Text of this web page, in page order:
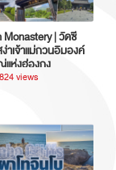
Monastery | วัดซี
าเจ้าแม่กวนอิมองค์
แห่งฮ่องกง
824 views